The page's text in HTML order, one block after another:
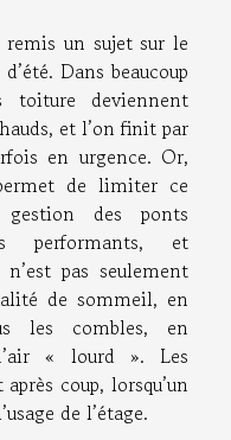
remis un sujet sur le
Dans beaucoup
toiture deviennent
et l’on finit par
en urgence. Or,
de limiter ce
des ponts
performants, et
pas seulement
de sommeil, en
les combles, en
« lourd ». Les
coup, lorsqu’un
de l’étage.